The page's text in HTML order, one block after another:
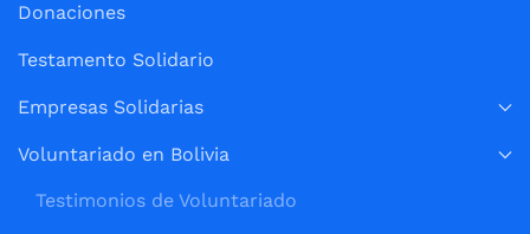
Donaciones
Testamento Solidario
Empresas Solidarias
Voluntariado en Bolivia
Testimonios de Voluntariado